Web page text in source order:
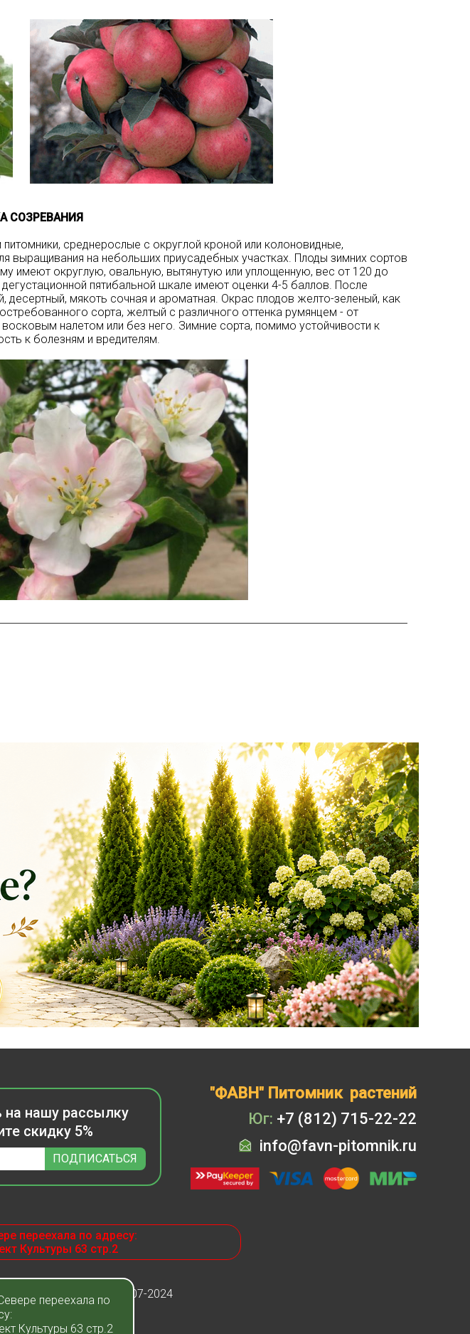
СОЗРЕВАНИЯ
среднерослые с округлой кроной или колоновидные,
выращивания на небольших приусадебных участках. Плоды зимних сортов
имеют округлую, овальную, вытянутую или уплощенную, вес от 120 до
пятибальной шкале имеют оценки 4-5 баллов. После
десертный, мякоть сочная и ароматная. Окрас плодов желто-зеленый, как
сорта, желтый с различного оттенка румянцем - от
налетом или без него. Зимние сорта, помимо устойчивости к
к болезням и вредителям.
на нашу рассылку
скидку 5%
"ФАВН" Питомник растений
Юг: +7 (812) 715-22-22
info@favn-pitomnik.ru
переехала по адресу:
Культуры 63 стр.2
Петербург - Москва 2007-2024
переехала по
Культуры 63 стр.2